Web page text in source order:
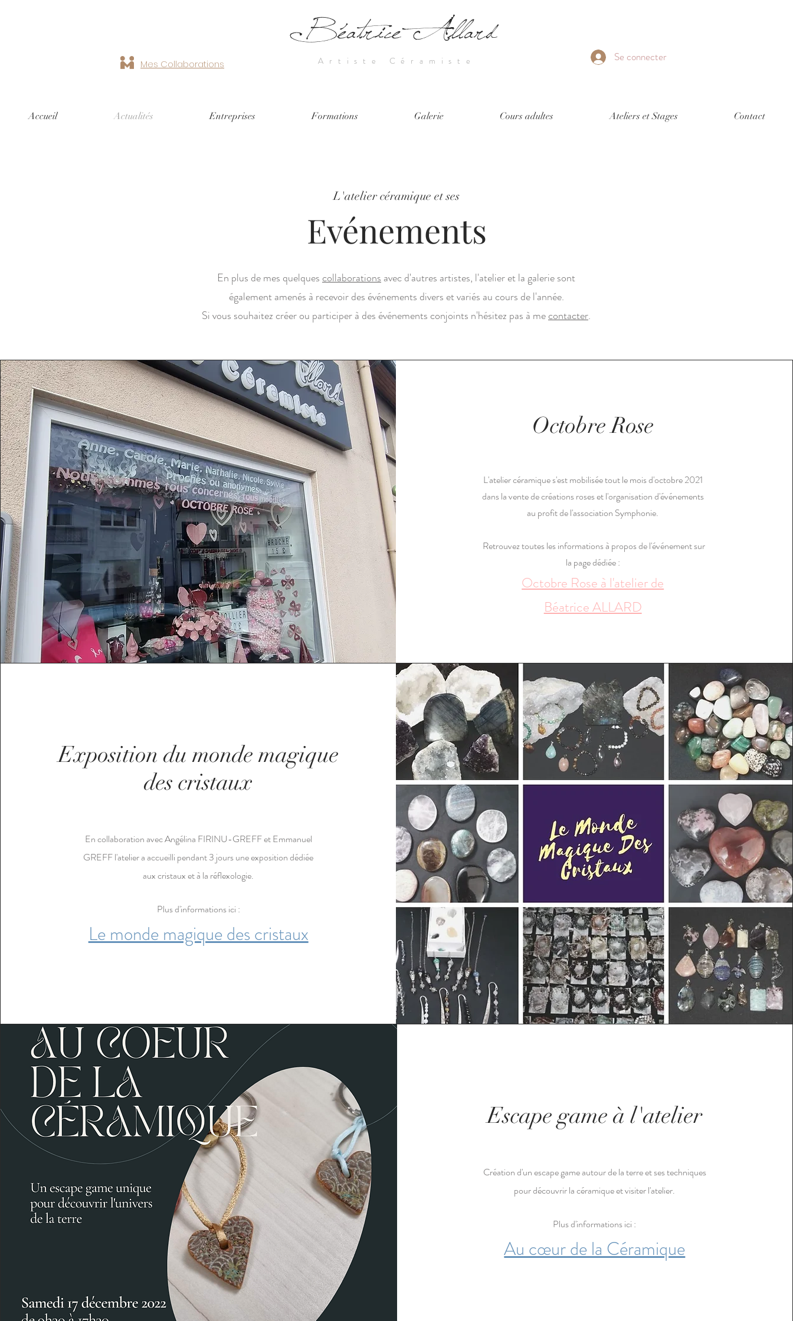
Béatrice Allard
Artiste Céramiste Se connecter
Mes Collaborations
Accueil Actualités Entreprises Formations Galerie Cours adultes Ateliers et Stages Contact
L'atelier céramique et ses
Evénements
En plus de mes quelquescollaborations avec d'autres artistes, l'atelier et la galerie sont
également amenés à recevoir des événements divers et variés au cours de l'année.
Si vous souhaitez créer ou participer à des événements conjoints n'hésitez pas à mecontacter.
Octobre Rose
L'atelier céramique s'est mobilisée tout le mois d'octobre 2021
dans la vente de créations roses et l'organisation d'événements
au profit de l'association Symphonie.
Retrouvez toutes les informations à propos de l'événement sur
la page dédiée :
Octobre Rose à l'atelier de
Béatrice ALLARD
Exposition du monde magique
des cristaux
En collaboration avec Angélina FIRINU-GREFF et Emmanuel
GREFF l'atelier a accueilli pendant 3 jours une exposition dédiée
aux cristaux et à la réflexologie.
Plus d'informations ici :
Le monde magique des cristaux
Escape game à l'atelier
Création d'un escape game autour de la terre et ses techniques
pour découvrir la céramique et visiter l'atelier.
Plus d'informations ici :
Au cœur de la Céramique